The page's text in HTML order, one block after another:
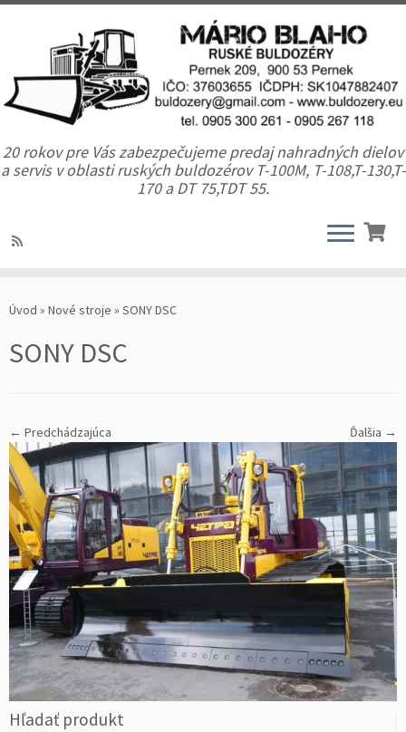
20 rokov pre Vás zabezpečujeme predaj nahradných dielov
a servis v oblasti ruských buldozérov T-100M, T-108,T-130,T-
170 a DT 75,TDT 55.
Úvod » Nové stroje » SONY DSC
SONY DSC
← Predchádzajúca Ďalšia →
Hľadať produkt